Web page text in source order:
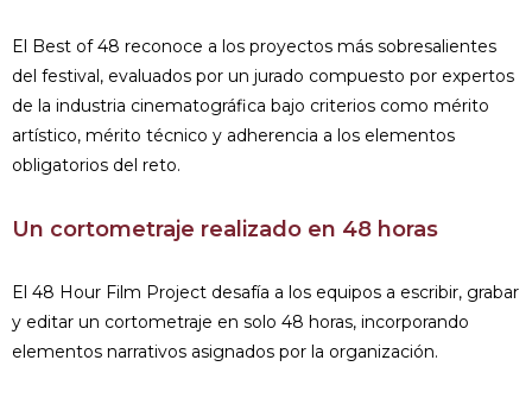
El Best of 48 reconoce a los proyectos más sobresalientes
del festival, evaluados por un jurado compuesto por expertos
de la industria cinematográfica bajo criterios como mérito
artístico, mérito técnico y adherencia a los elementos
obligatorios del reto.
Un cortometraje realizado en 48 horas
El 48 Hour Film Project desafía a los equipos a escribir, grabar
y editar un cortometraje en solo 48 horas, incorporando
elementos narrativos asignados por la organización.